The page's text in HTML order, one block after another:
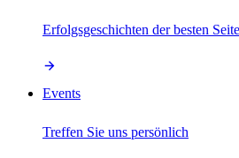
Erfolgsgeschichten der besten
Events
Treffen Sie uns persönlich